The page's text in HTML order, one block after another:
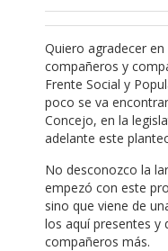
Quiero agradecer
compañeros y
Frente Social y
poco se va
Concejo, en la
adelante este
No desconozco la
empezó con este
sino que viene de
los aquí presentes y
compañeros más.